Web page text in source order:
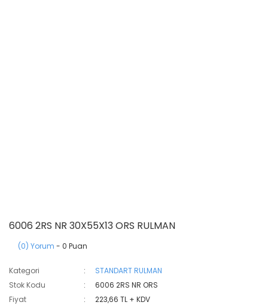
6006 2RS NR 30X55X13 ORS RULMAN
(0) Yorum - 0 Puan
Kategori
STANDART RULMAN
Stok Kodu
6006 2RS NR ORS
Fiyat
223,66 TL + KDV